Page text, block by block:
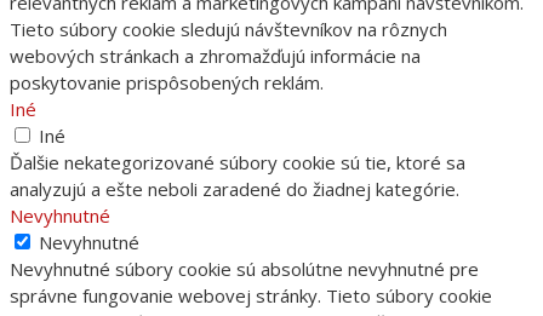
Tieto súbory cookie sledujú návštevníkov na rôznych
webových stránkach a zhromažďujú informácie na
poskytovanie prispôsobených reklám.
Iné
Iné
Ďalšie nekategorizované súbory cookie sú tie, ktoré sa
analyzujú a ešte neboli zaradené do žiadnej kategórie.
Nevyhnutné
Nevyhnutné
Nevyhnutné súbory cookie sú absolútne nevyhnutné pre
správne fungovanie webovej stránky. Tieto súbory cookie